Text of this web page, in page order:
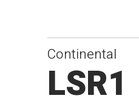
Continental
LSR1